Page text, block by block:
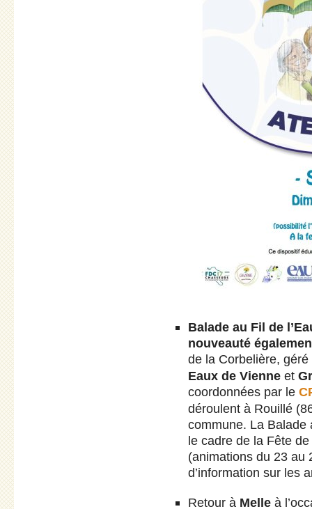
Balade au Fil de
nouveauté
de la Corbelière,
Eaux de Vienne et
coordonnées par le
déroulent à Rouillé
commune. La Balade
le cadre de la Fête
(animations du 23 au
d’information sur les
Retour à Melle à